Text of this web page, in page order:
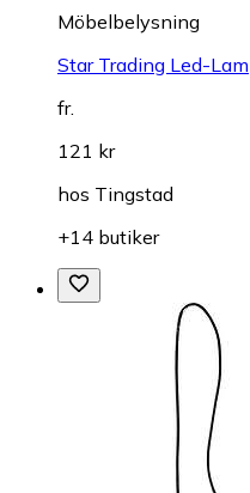
Möbelbelysning
Star Trading Led-
fr.
121 kr
hos Tingstad
+14 butiker